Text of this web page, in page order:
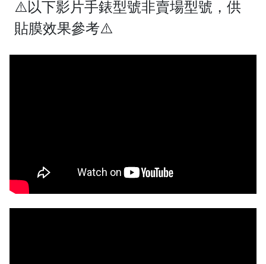
⚠️以下影片手錶型號非賣場型號，供
貼膜效果參考⚠️